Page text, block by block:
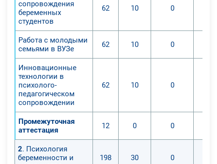
сопровождения
беременных
студентов
62 10 0
Работа с молодыми
семьями в ВУЗе
62 10 0
Инновационные
технологии в
психолого-
педагогическом
сопровождении
62 10 0
Промежуточная
аттестация
12 0 0
2. Психология
беременности и
198 30 0